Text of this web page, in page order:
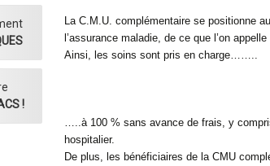
!
La C.M.U. complémentaire se positionne
l’assurance maladie, de ce que l’on
Ainsi, les soins sont pris en charge……..
…..à 100 % sans avance de frais, y
hospitalier.
De plus, les bénéficiaires de la CMU